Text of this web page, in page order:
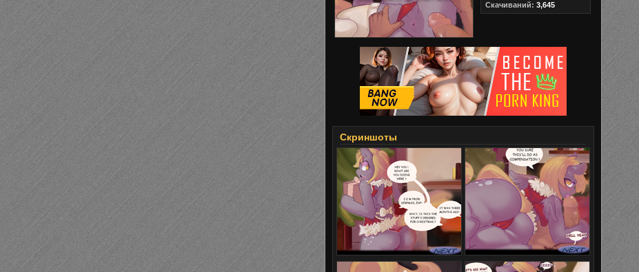
Скачиваний: 3,645
Скриншоты